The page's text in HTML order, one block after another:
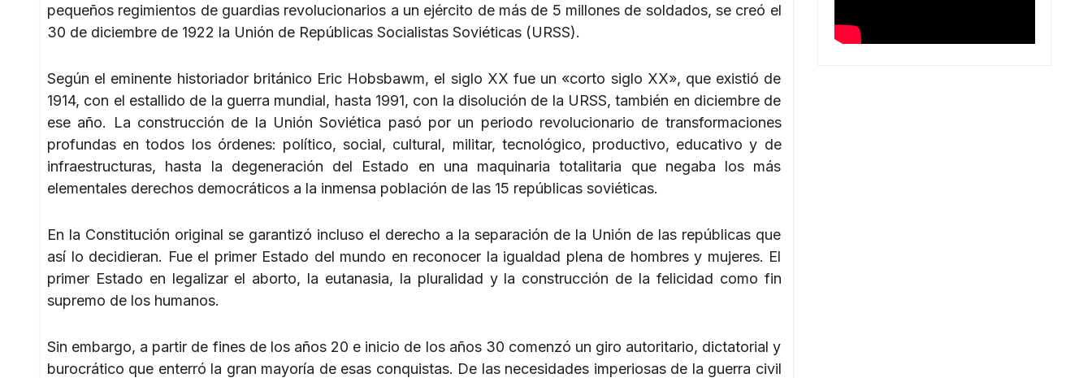
pequeños regimientos de guardias revolucionarios a un ejército de más de 5 millones de soldados, se creó el
30 de diciembre de 1922 la Unión de Repúblicas Socialistas Soviéticas (URSS).
Según el eminente historiador británico Eric Hobsbawm, el siglo XX fue un «corto siglo XX», que existió de
1914, con el estallido de la guerra mundial, hasta 1991, con la disolución de la URSS, también en diciembre de
ese año. La construcción de la Unión Soviética pasó por un periodo revolucionario de transformaciones
profundas en todos los órdenes: político, social, cultural, militar, tecnológico, productivo, educativo y de
infraestructuras, hasta la degeneración del Estado en una maquinaria totalitaria que negaba los más
elementales derechos democráticos a la inmensa población de las 15 repúblicas soviéticas.
En la Constitución original se garantizó incluso el derecho a la separación de la Unión de las repúblicas que
así lo decidieran. Fue el primer Estado del mundo en reconocer la igualdad plena de hombres y mujeres. El
primer Estado en legalizar el aborto, la eutanasia, la pluralidad y la construcción de la felicidad como fin
supremo de los humanos.
Sin embargo, a partir de fines de los años 20 e inicio de los años 30 comenzó un giro autoritario, dictatorial y
burocrático que enterró la gran mayoría de esas conquistas. De las necesidades imperiosas de la guerra civil